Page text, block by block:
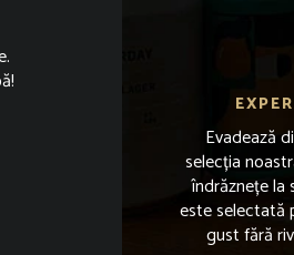
Evadează
selecția
îndrăznețe
este selectată
gust fără